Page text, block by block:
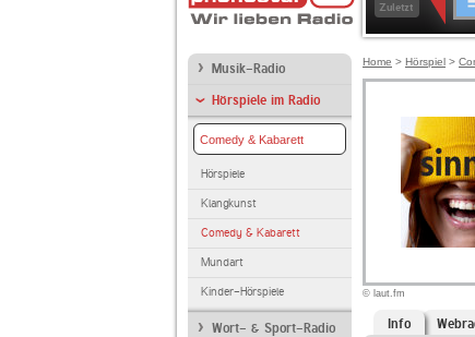
Zuletzt
Musik-Radio
Hörspiele im Radio
Comedy & Kabarett
Hörspiele
Klangkunst
Comedy & Kabarett
Mundart
Kinder-Hörspiele
Wort- & Sport-Radio
Home > Hörspiel >
© laut.fm
Info